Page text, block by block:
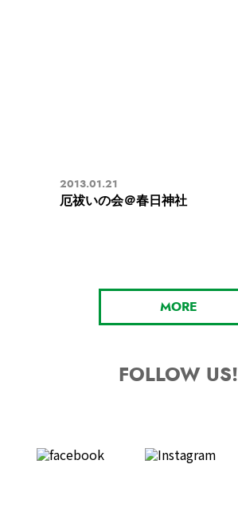
2013.01.21
厄祓いの会＠春日神社
MORE
FOLLOW US!